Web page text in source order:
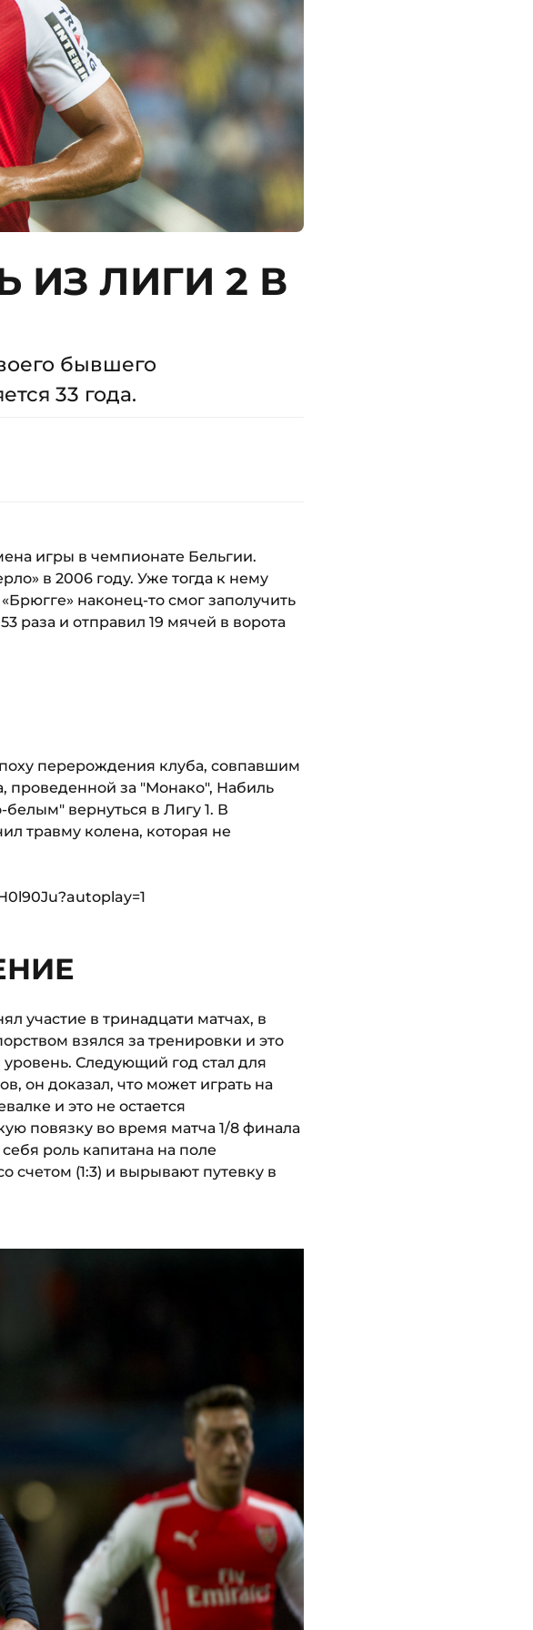
ИЗ ЛИГИ 2 В
бывшего
33 года.
игры в чемпионате Бельгии.
в 2006 году. Уже тогда к нему
наконец-то смог заполучить
раза и отправил 19 мячей в ворота
перерождения клуба, совпавшим
проведенной за "Монако", Набиль
вернуться в Лигу 1. В
травму колена, которая не
участие в тринадцати матчах, в
взялся за тренировки и это
Следующий год стал для
он доказал, что может играть на
и это не остается
повязку во время матча 1/8 финала
роль капитана на поле
счетом (1:3) и вырывают путевку в